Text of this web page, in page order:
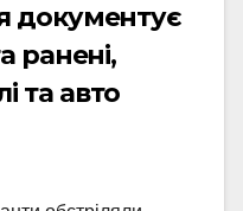
документує
ранені,
та авто